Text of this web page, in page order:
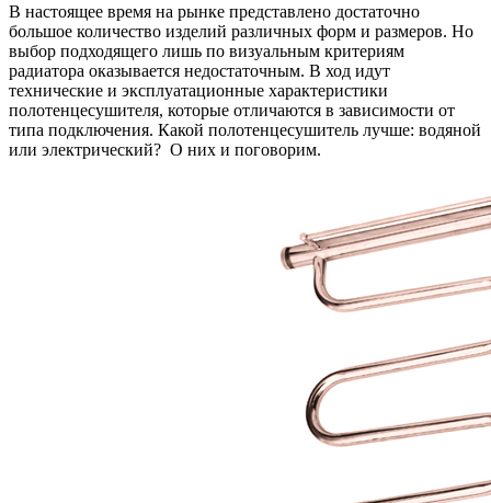
В настоящее время на рынке представлено достаточно
большое количество изделий различных форм и размеров. Но
выбор подходящего лишь по визуальным критериям
радиатора оказывается недостаточным. В ход идут
технические и эксплуатационные характеристики
полотенцесушителя, которые отличаются в зависимости от
типа подключения. Какой полотенцесушитель лучше: водяной
или электрический? О них и поговорим.